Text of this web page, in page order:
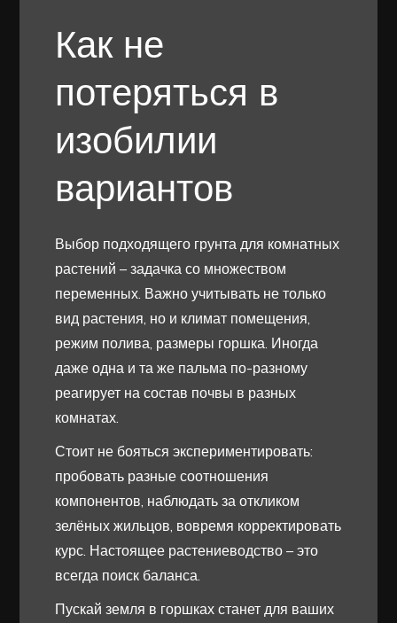
Как не
потеряться в
изобилии
вариантов
Выбор подходящего грунта для комнатных
растений – задачка со множеством
переменных. Важно учитывать не только
вид растения, но и климат помещения,
режим полива, размеры горшка. Иногда
даже одна и та же пальма по-разному
реагирует на состав почвы в разных
комнатах.
Стоит не бояться экспериментировать:
пробовать разные соотношения
компонентов, наблюдать за откликом
зелёных жильцов, вовремя корректировать
курс. Настоящее растениеводство – это
всегда поиск баланса.
Пускай земля в горшках станет для ваших